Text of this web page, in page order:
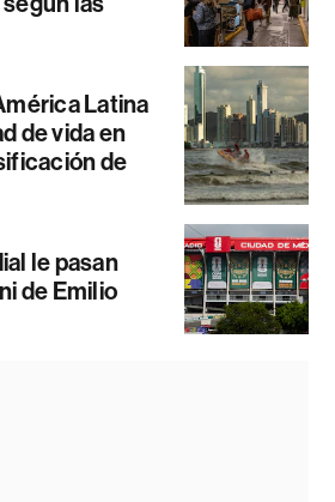
Latina
de vida en
de
le pasan
de Emilio